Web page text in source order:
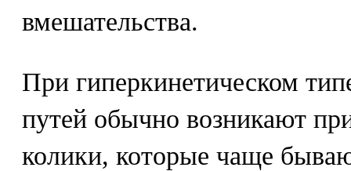
вмешательства.
При гиперкинетическом
путей обычно возникают
колики, которые чаще